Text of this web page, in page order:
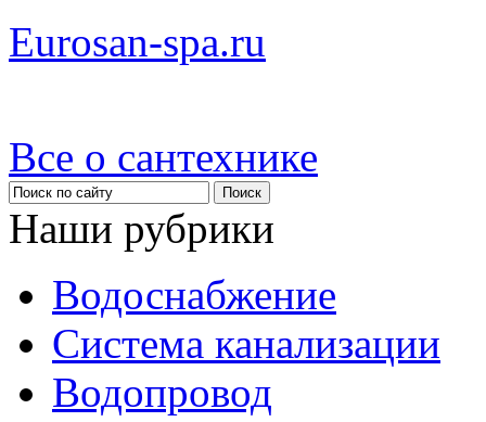
Eurosan-spa.ru
Все о сантехнике
Наши рубрики
Водоснабжение
Система канализации
Водопровод